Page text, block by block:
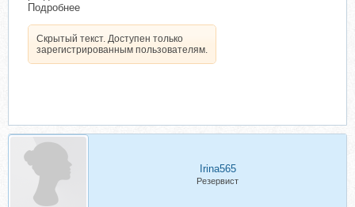
Подробнее
Скрытый текст. Доступен только
зарегистрированным пользователям.
Irina565
Резервист